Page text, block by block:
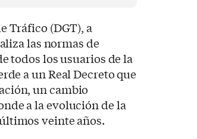
Tráfico (DGT), a
las normas de
todos los usuarios de la
a un Real Decreto que
un cambio
a la evolución de la
veinte años.